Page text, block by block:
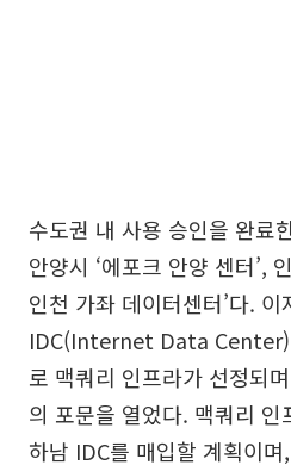
수도권 내 사용 승인을 완료
안양시 ‘에포크 안양 센터’,
인천 가좌 데이터센터’다. 이
IDC(Internet Data
로 맥쿼리 인프라가 선정되
의 포문을 열었다. 맥쿼리 인
하남 IDC를 매입할 계획이